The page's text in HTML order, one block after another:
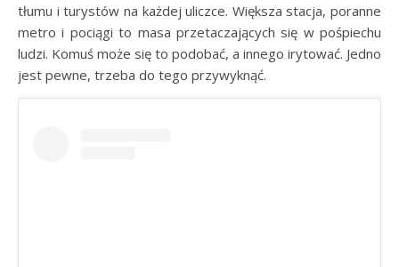
tłumu i turystów na każdej uliczce. Większa stacja, poranne
metro i pociągi to masa przetaczających się w pośpiechu
ludzi. Komuś może się to podobać, a innego irytować. Jedno
jest pewne, trzeba do tego przywyknąć.